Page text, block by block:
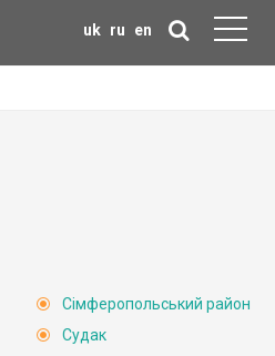
uk ru en
Сімферопольський район
Судак